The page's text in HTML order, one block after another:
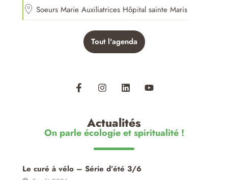
Soeurs Marie Auxiliatrices Hôpital sainte Maris
Tout l'agenda
Actualités
On parle écologie et spiritualité !
Le curé à vélo – Série d’été 3/6